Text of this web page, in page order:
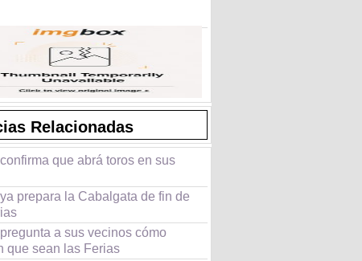
Relacionadas
que abrá toros en sus
prepara la Cabalgata de fin de
a sus vecinos cómo
que sean las Ferias